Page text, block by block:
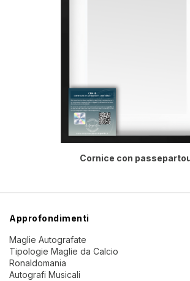
Cornice con
Approfondimenti
Maglie Autografate
Tipologie Maglie da Calcio
Ronaldomania
Autografi Musicali